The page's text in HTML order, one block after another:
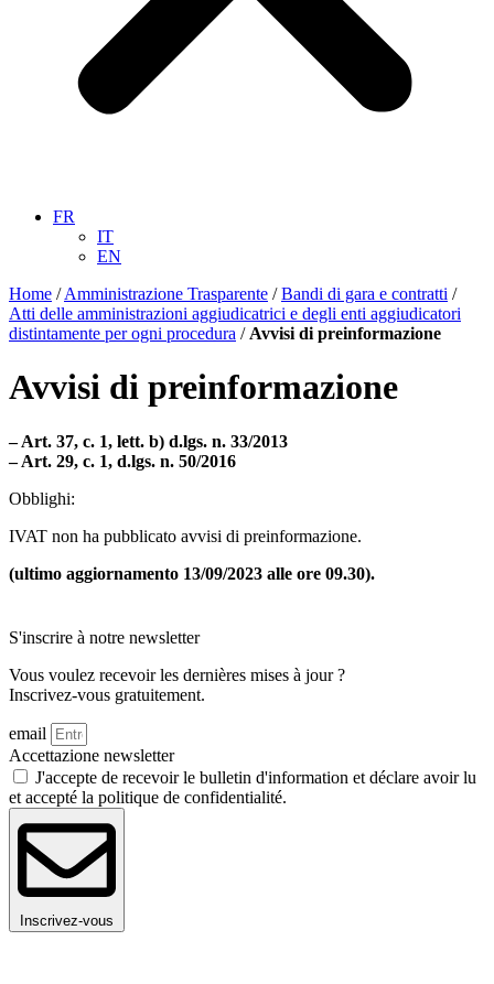
FR
IT
EN
Home /Amministrazione Trasparente /Bandi di gara e contratti /
Atti delle amministrazioni aggiudicatrici e degli enti aggiudicatori
distintamente per ogni procedura / Avvisi di preinformazione
Avvisi di preinformazione
– Art. 37, c. 1, lett. b) d.lgs. n. 33/2013
– Art. 29, c. 1, d.lgs. n. 50/2016
Obblighi:
IVAT non ha pubblicato avvisi di preinformazione.
(ultimo aggiornamento 13/09/2023 alle ore 09.30).
S'inscrire à notre newsletter
Vous voulez recevoir les dernières mises à jour ?
Inscrivez-vous gratuitement.
email
Accettazione newsletter
J'accepte de recevoir le bulletin d'information et déclare avoir lu
et accepté la politique de confidentialité.
Inscrivez-vous